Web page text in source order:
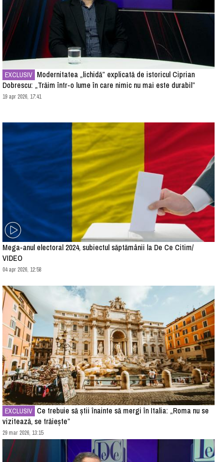
EXCLUSIV
Dobrescu: „Trăim într-o lume în care nimic nu mai este durabil”
19 apr 2026, 17:41
Mega-anul electoral 2024, subiectul săptămânii la De Ce Citim/
VIDEO
04 apr 2026, 12:58
EXCLUSIV
vizitează, se trăiește”
29 mar 2026, 13:15